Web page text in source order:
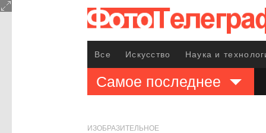
Все Искусство Наука и
Самое последнее
ИЗОБРАЗИТЕЛЬНОЕ